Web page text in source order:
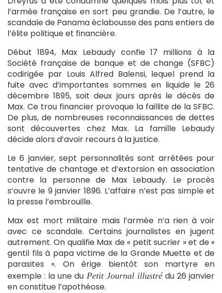
l’armée française en sort peu grandie. De l’autre, le
scandale de Panama éclabousse des pans entiers de
l’élite politique et financière.
Début 1894, Max Lebaudy confie 17 millions à la
Société française de banque et de change (SFBC)
codirigée par Louis Alfred Balensi, lequel prend la
fuite avec d’importantes sommes en liquide le 26
décembre 1895, soit deux jours après le décès de
Max. Ce trou financier provoque la faillite de la SFBC.
De plus, de nombreuses reconnaissances de dettes
sont découvertes chez Max. La famille Lebaudy
décide alors d’avoir recours à la justice.
Le 6 janvier, sept personnalités sont arrêtées pour
tentative de chantage et d’extorsion en association
contre la personne de Max Lebaudy. Le procès
s’ouvre le 9 janvier 1896. L’affaire n’est pas simple et
la presse l’embrouille.
Max est mort militaire mais l’armée n’a rien à voir
avec ce scandale. Certains journalistes en jugent
autrement. On qualifie Max de « petit sucrier » et de «
gentil fils à papa victime de la Grande Muette et de
parasites ». On érige bientôt son martyre en
exemple : la une du Petit Journal illustrédu 26 janvier
en constitue l’apothéose.